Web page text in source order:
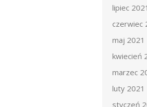
lipiec 2021
czerwiec
maj 2021
kwiecień
marzec
luty 2021
styczeń